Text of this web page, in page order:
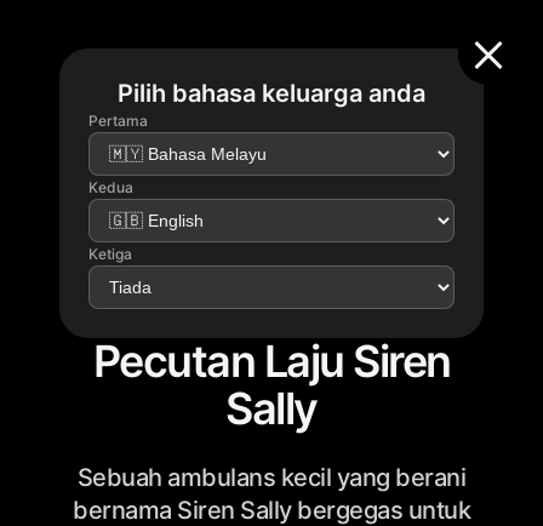
Pilih bahasa keluarga anda
Pertama
Kedua
Ketiga
Pecutan Laju Siren
Sally
Sebuah ambulans kecil yang berani
bernama Siren Sally bergegas untuk